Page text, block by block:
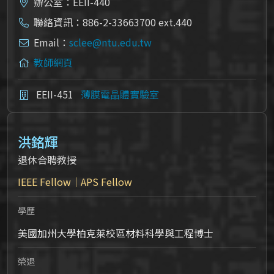
聯絡資訊：886-2-33663700 ext.440
Email： sclee@ntu.edu.tw
教師網頁
EEII-451 薄膜電晶體實驗室
洪銘輝
退休合聘教授
IEEE Fellow｜APS Fellow
學歷
美國加州大學柏克萊校區材料科學與工程博士
榮退